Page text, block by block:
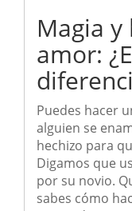
Magia y
amor:
Puedes hacer
alguien se
hechizo para
Digamos que
por su novio.
sabes cómo